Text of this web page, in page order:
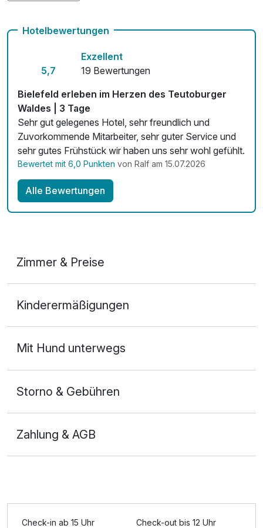
Abend in unserer EssBar mit kreativer Küche ausklingen.
Unsere Küche ist von Montag bis Samstag von 12:30 Uhr
bis 22:00 Uhr geöffnet. Getränke erhalten Sie an unserer
Bar täglich bis 23:00 Uhr.
Kostenloses W-LAN
Zimmerservice verfügbar
Mit Hotelbar
Hotelbewertungen
5,7
Exzellent
19 Bewertungen
Bielefeld erleben im Herzen des Teutoburger
Waldes | 3 Tage
Sehr gut gelegenes Hotel, sehr freundlich und
Zuvorkommende Mitarbeiter, sehr guter Service und
sehr gutes Frühstück wir haben uns sehr wohl gefühlt.
Bewertet mit 6,0 Punkten von Ralf am 15.07.2026
Alle Bewertungen
Zimmer & Preise
2 Erwachsene und 1 Kind
Kinderermäßigungen
Mit Hund unterwegs
Storno & Gebühren
Zahlung & AGB
Check-in ab 15 Uhr Check-out bis 12 Uhr